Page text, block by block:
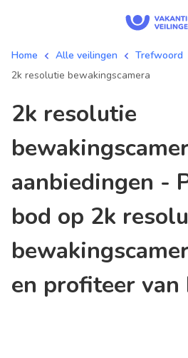
Home Alle veilingen
Trefwoord
2k resolutie bewakingscamera
2k resolutie
aanbiedingen -
bod op 2k
en profiteer